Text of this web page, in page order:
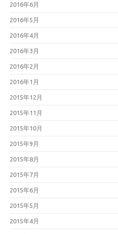
2016年6月
2016年5月
2016年4月
2016年3月
2016年2月
2016年1月
2015年12月
2015年11月
2015年10月
2015年9月
2015年8月
2015年7月
2015年6月
2015年5月
2015年4月